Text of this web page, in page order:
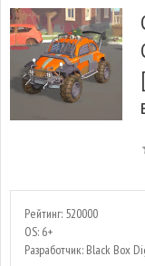
Рейтинг: 520000
OS: 6+
Разработчик: Black Box